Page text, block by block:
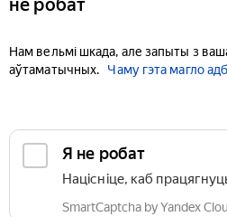
не робат
Нам вельмі шкада, але запыты з
аўтаматычных.
Чаму гэта магло
Я не робат
Націсніце, каб
SmartCaptcha by Yandex